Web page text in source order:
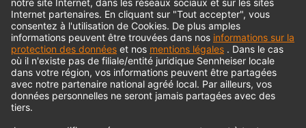
© 2018 - 2026Georg Neumann GmbH
Impression